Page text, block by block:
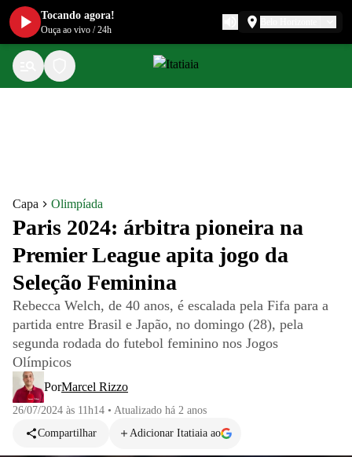
Capa Olimpíada
Paris 2024: árbitra pioneira na
Premier League apita jogo da
Seleção Feminina
Rebecca Welch, de 40 anos, é escalada pela Fifa para a
partida entre Brasil e Japão, no domingo (28), pela
segunda rodada do futebol feminino nos Jogos
Olímpicos
PorMarcel Rizzo
26/07/2024 às 11h14 • Atualizado há 2 anos
Compartilhar
Adicionar Itatiaia ao
Tocando agora!
Ouça ao vivo /24h